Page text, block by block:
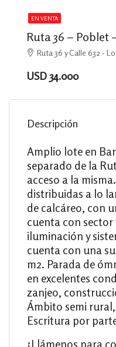
EN VENTA
Ruta 36 – Poblet
Ruta 36 y Calle 632 -
USD 34.000
Descripción
Amplio lote en
separado de la
acceso a la
distribuidas a lo
de calcáreo, con
cuenta con sector
iluminación y
cuenta con una
m2. Parada de
en excelentes
zanjeo,
Ámbito semi
Escritura por
¡Llámenos para